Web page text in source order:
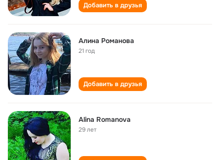
Добавить в друзья
Алина Романова
21 год
Добавить в друзья
Alina Romanova
29 лет